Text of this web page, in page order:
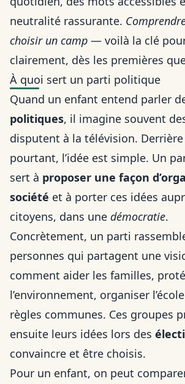
neutralité rassurante.
choisir un camp — voilà la clé
clairement, dès les premières
À quoi sert un parti politique
Quand un enfant entend parler
politiques, il imagine souvent
disputent à la télévision.
pourtant, l’idée est simple. Un
sert à proposer une façon
société et à porter ces idées
citoyens, dans une démocratie.
Concrètement, un parti
personnes qui partagent une
comment aider les familles,
l’environnement, organiser
règles communes. Ces groupes
ensuite leurs idées lors des
convaincre et être choisis.
Pour un enfant, on peut